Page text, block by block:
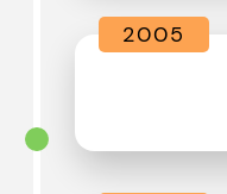
2005